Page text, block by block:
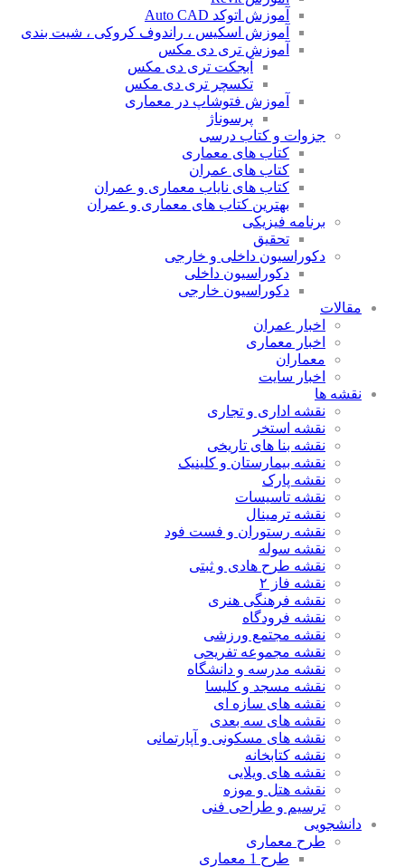
آموزش اتوکد Auto CAD
آموزش اسکیس ، راندوف کروکی ، شیت بندی
آموزش تری دی مکس
آبجکت تری دی مکس
تکسچر تری دی مکس
آموزش فتوشاپ در معماری
پرسوناژ
جزوات و کتاب درسی
کتاب های معماری
کتاب های عمران
کتاب های نایاب معماری و عمران
بهترین کتاب های معماری و عمران
برنامه فیزیکی
تحقیق
دکوراسیون داخلی و خارجی
دکوراسیون داخلی
دکوراسیون خارجی
مقالات
اخبار عمران
اخبار معماری
معماران
اخبار سایت
نقشه ها
نقشه اداری و تجاری
نقشه استخر
نقشه بنا های تاریخی
نقشه بیمارستان و کلینیک
نقشه پارک
نقشه تاسیسات
نقشه ترمینال
نقشه رستوران و فست فود
نقشه سوله
نقشه طرح هادی و ثبتی
نقشه فاز ۲
نقشه فرهنگی هنری
نقشه فرودگاه
نقشه مجتمع ورزشی
نقشه مجموعه تفریحی
نقشه مدرسه و دانشگاه
نقشه مسجد و کلیسا
نقشه های سازه ای
نقشه های سه بعدی
نقشه های مسکونی و آپارتمانی
نقشه کتابخانه
نقشه های ویلایی
نقشه هتل و موزه
ترسیم و طراحی فنی
دانشجویی
طرح معماری
طرح 1 معماری